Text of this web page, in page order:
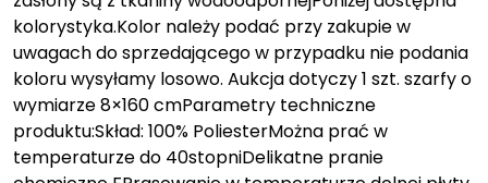
kolorystyka.Kolor należy podać przy zakupie w
uwagach do sprzedającego w przypadku nie podania
koloru wysyłamy losowo. Aukcja dotyczy 1 szt. szarfy o
wymiarze 8×160 cmParametry techniczne
produktu:Skład: 100% PoliesterMożna prać w
temperaturze do 40stopniDelikatne pranie